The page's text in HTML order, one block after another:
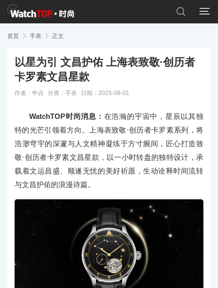


首页  手表  正文
以星为引 文昌护佑 上海表致敬·创历者
卡罗素文昌星款
作者：申垚 分类： 手表 日期：2025-08-01
WatchTOP时尚消息： 在浩瀚的宇宙中，星辰以其独
特的光芒引领着方向。上海表致敬·创历者卡罗素系列，将
浩渺穹宇的深邃与人文精神凝练于方寸腕间，匠心打造致
敬·创历者卡罗素文昌星款，以一小时转盘的独特设计，承
载着文运昌盛、顺遂无忧的美好祈愿，生动诠释时间流转
与文昌护佑的浪漫诗篇。